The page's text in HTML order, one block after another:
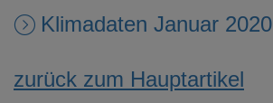
Klimadaten Januar 2020
zurück zum Hauptartikel